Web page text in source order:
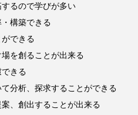
するので学びが多い
構築できる
できる
を創ることが出来る
できる
分析、探求することができる
、創出することが出来る